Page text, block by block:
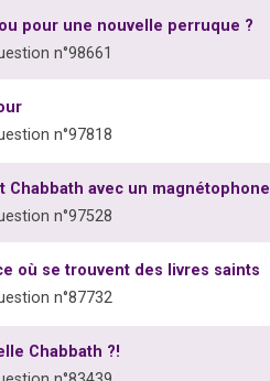
pour une nouvelle perruque ?
n°98661
n°97818
Chabbath avec un magnétophone
n°97528
où se trouvent des livres saints
n°87732
Chabbath ?!